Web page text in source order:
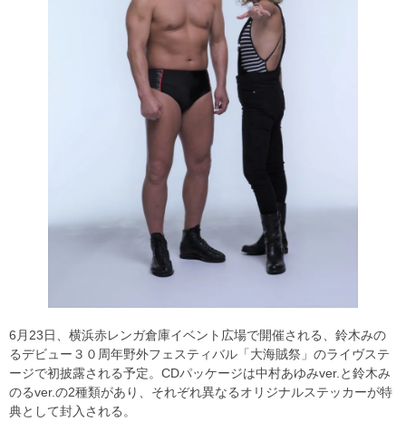
6月23日、横浜赤レンガ倉庫イベント広場で開催される、鈴木みの
るデビュー３０周年野外フェスティバル「大海賊祭」のライヴステ
ージで初披露される予定。CDパッケージは中村あゆみver.と鈴木み
のるver.の2種類があり、それぞれ異なるオリジナルステッカーが特
典として封入される。